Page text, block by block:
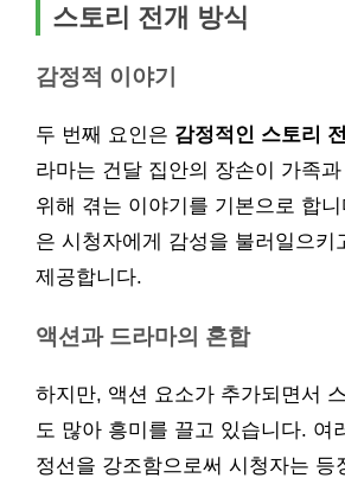
스토리 전개 방식
감정적 이야기
두 번째 요인은 감정적인 스토리
라마는 건달 집안의 장손이 가족
위해 겪는 이야기를 기본으로 합
은 시청자에게 감성을 불러일으키
제공합니다.
액션과 드라마의 혼합
하지만, 액션 요소가 추가되면서
도 많아 흥미를 끌고 있습니다. 여
정선을 강조함으로써 시청자는 등